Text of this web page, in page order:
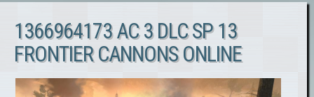
1366964173 AC 3 DLC SP 13
FRONTIER CANNONS ONLINE